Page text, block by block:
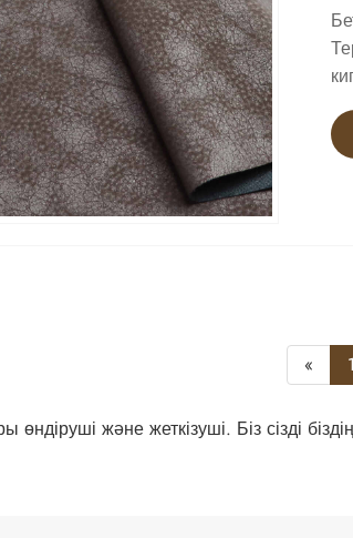
« 1
және жеткізуші. Біз сізді